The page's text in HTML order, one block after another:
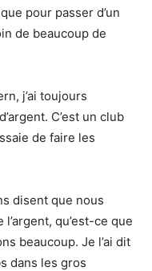
pour passer d’un
de beaucoup de
j’ai toujours
C’est un club
de faire les
disent que nous
qu’est-ce que
beaucoup. Je l’ai dit
dans les gros